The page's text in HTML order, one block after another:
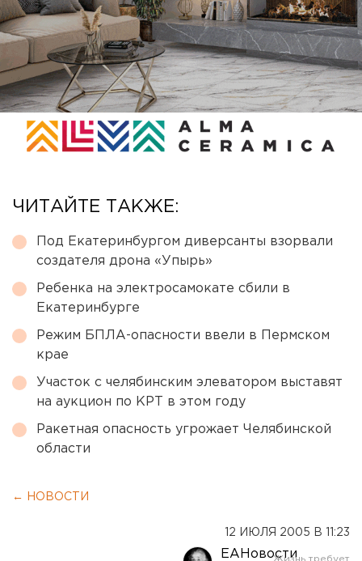
ЧИТАЙТЕ ТАКЖЕ:
Под Екатеринбургом диверсанты взорвали
создателя дрона «Упырь»
Ребенка на электросамокате сбили в
Екатеринбурге
Режим БПЛА-опасности ввели в Пермском
крае
Участок с челябинским элеватором выставят
на аукцион по КРТ в этом году
Ракетная опасность угрожает Челябинской
области
← НОВОСТИ
12 ИЮЛЯ 2005 В 11:23
ЕАНовости